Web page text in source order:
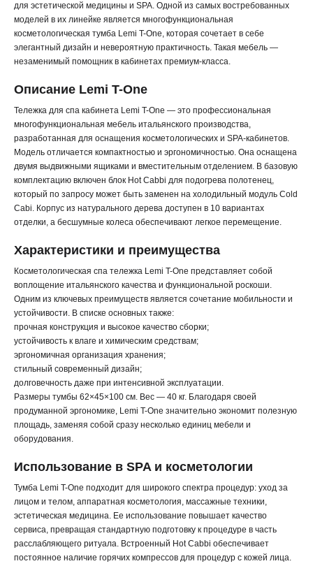
для эстетической медицины и SPA. Одной из самых востребованных
моделей в их линейке является многофункциональная
косметологическая тумба Lemi T-One, которая сочетает в себе
элегантный дизайн и невероятную практичность. Такая мебель —
незаменимый помощник в кабинетах премиум-класса.
Описание Lemi T-One
Тележка для спа кабинета Lemi T-One — это профессиональная
многофункциональная мебель итальянского производства,
разработанная для оснащения косметологических и SPA-кабинетов.
Модель отличается компактностью и эргономичностью. Она оснащена
двумя выдвижными ящиками и вместительным отделением. В базовую
комплектацию включен блок Hot Cabbi для подогрева полотенец,
который по запросу может быть заменен на холодильный модуль Cold
Cabi. Корпус из натурального дерева доступен в 10 вариантах
отделки, а бесшумные колеса обеспечивают легкое перемещение.
Характеристики и преимущества
Косметологическая спа тележка Lemi T-One представляет собой
воплощение итальянского качества и функциональной роскоши.
Одним из ключевых преимуществ является сочетание мобильности и
устойчивости. В списке основных также:
прочная конструкция и высокое качество сборки;
устойчивость к влаге и химическим средствам;
эргономичная организация хранения;
стильный современный дизайн;
долговечность даже при интенсивной эксплуатации.
Размеры тумбы 62×45×100 см. Вес — 40 кг. Благодаря своей
продуманной эргономике, Lemi T-One значительно экономит полезную
площадь, заменяя собой сразу несколько единиц мебели и
оборудования.
Использование в SPA и косметологии
Тумба Lemi T-One подходит для широкого спектра процедур: уход за
лицом и телом, аппаратная косметология, массажные техники,
эстетическая медицина. Ее использование повышает качество
сервиса, превращая стандартную подготовку к процедуре в часть
расслабляющего ритуала. Встроенный Hot Cabbi обеспечивает
постоянное наличие горячих компрессов для процедур с кожей лица.